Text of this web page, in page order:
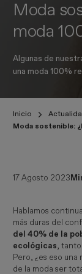
Moda
moda
Algunas de
una moda 100%
Inicio
Moda sostenible:
17 Agosto 2023
Hablamos
más duras del
del 40% de la
ecológicas,
Pero, ¿es eso
de la moda ser